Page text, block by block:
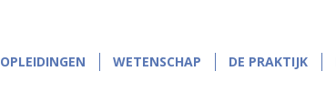
OPLEIDINGEN WETENSCHAP DE PRAKTIJK
OPLEIDINGEN WETENSCHAP DE PRAKTIJK